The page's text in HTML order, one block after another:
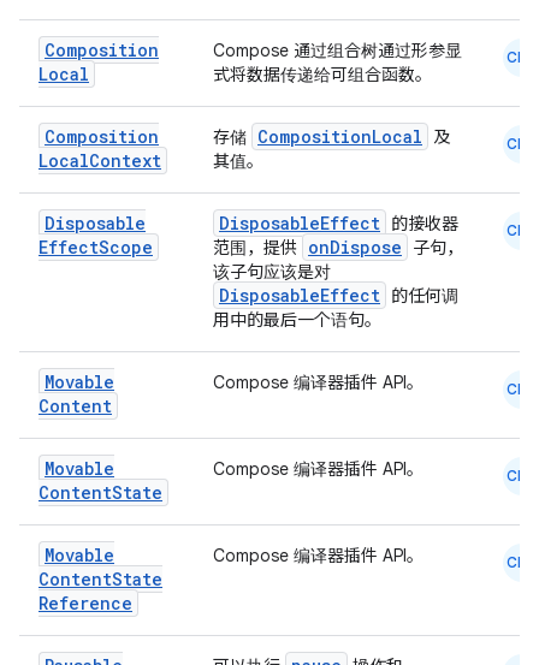
Composition
Local
Compose 通过组合树通过形参显
式将数据传递给可组合函数。
CMN
Composition
LocalContext
存储 CompositionLocal
及
其值。
CMN
Disposable
EffectScope
DisposableEffect 的接收器
范围，提供 onDispose
子句，
该子句应该是对
DisposableEffect 的任何调
用中的最后一个语句。
CMN
Movable
Content
Compose 编译器插件 API。 CMN
Movable
ContentState
Compose 编译器插件 API。 CMN
Movable
ContentState
Reference
Compose 编译器插件 API。 CMN